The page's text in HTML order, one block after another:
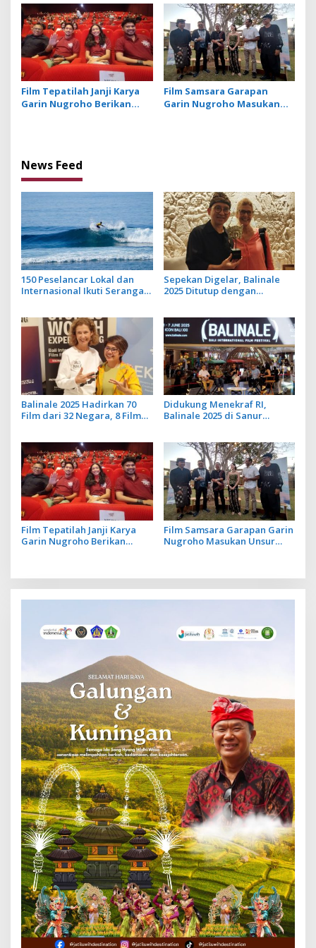
Lewat Sinema dan
Pendidikan
Film Tepatilah Janji Karya
Garin Nugroho Berikan
Film Samsara Garapan
Garin Nugroho Masukan
News Feed
150 Peselancar Lokal dan
Internasional Ikuti Serangan
Sepekan Digelar, Balinale
2025 Ditutup dengan
Balinale 2025 Hadirkan 70
Film dari 32 Negara, 8 Film
Didukung Menekraf RI,
Balinale 2025 di Sanur
Pendidikan
Film Tepatilah Janji Karya
Garin Nugroho Berikan
Film Samsara Garapan Garin
Nugroho Masukan Unsur